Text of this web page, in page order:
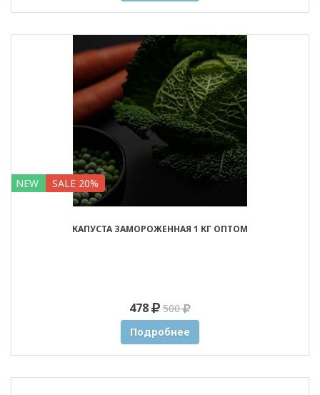
NEW SALE 20%
КАПУСТА ЗАМОРОЖЕННАЯ 1 КГ ОПТОМ
478
500
Подробнее